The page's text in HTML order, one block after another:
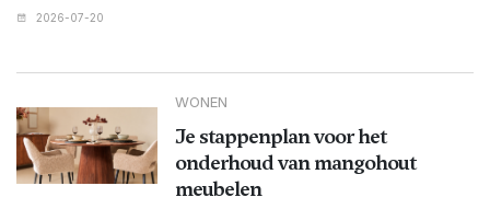
2026-07-20
WONEN
Je stappenplan voor het
onderhoud van mangohout
meubelen